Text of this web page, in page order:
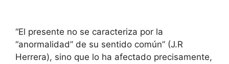
“El presente no se caracteriza por la
“anormalidad” de su sentido común” (J.R
Herrera), sino que lo ha afectado precisamente,